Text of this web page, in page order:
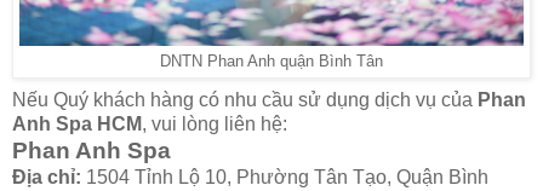
DNTN Phan Anh quận Bình Tân
Nếu Quý khách hàng có nhu cầu sử dụng dịch vụ của Phan
Anh Spa HCM, vui lòng liên hệ:
Phan Anh Spa
Địa chỉ: 1504 Tỉnh Lộ 10, Phường Tân Tạo, Quận Bình